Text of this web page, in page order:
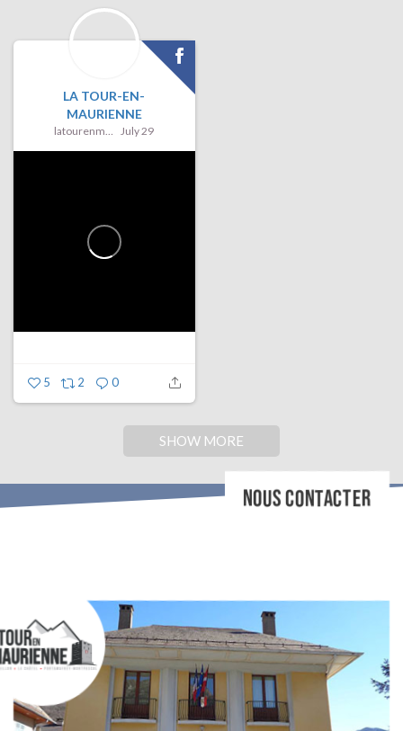
LA TOUR-EN-
MAURIENNE
latourenmaurienne July 29
5 2 0
SHOW MORE
NOUS CONTACTER